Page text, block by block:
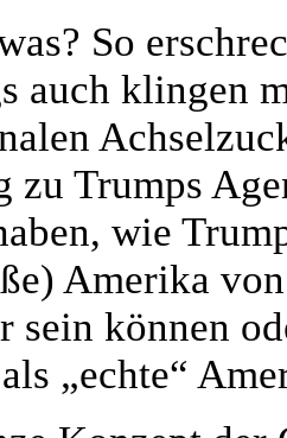
So
auch klingen
zu Trumps
wie
Amerika
sein können
„echte“